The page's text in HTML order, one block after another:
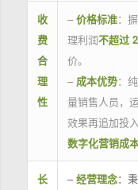
收
费
合
理
性
– 价格标准：
理利润不超过
价。
– 成本优势：
量销售人员，
效果再追加投
数字化营销成
长
–经营理念：